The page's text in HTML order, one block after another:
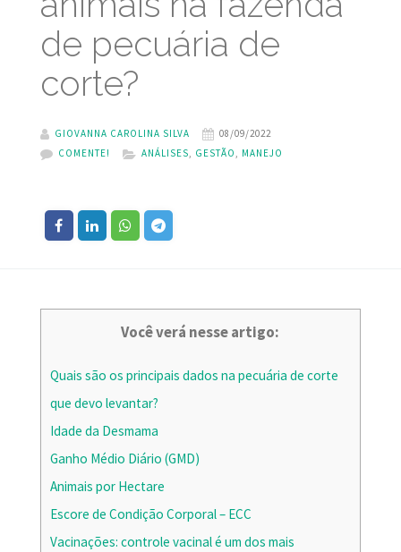
de pecuária de
corte?
GIOVANNA CAROLINA SILVA
08/09/2022
COMENTE!
ANÁLISES, GESTÃO, MANEJO
Você verá nesse artigo:
Quais são os principais dados na pecuária de corte
que devo levantar?
Idade da Desmama
Ganho Médio Diário (GMD)
Animais por Hectare
Escore de Condição Corporal – ECC
Vacinações: controle vacinal é um dos mais